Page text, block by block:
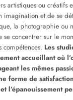
artistiques ou créatifs
imagination et de se
la photographie ou
se concentrer sur le
compétences. Les
accueillant où
les mêmes
forme de
l’épanouissement